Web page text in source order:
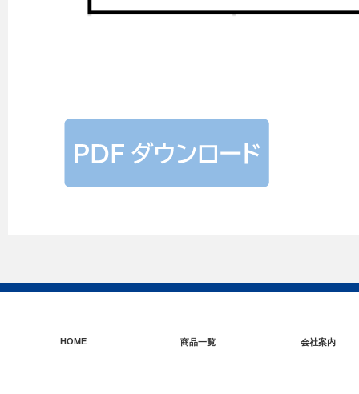
HOME 商品一覧 会社案内